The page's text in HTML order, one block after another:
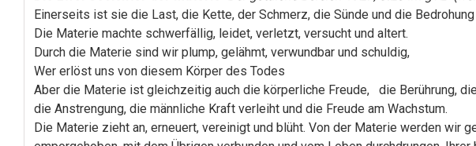
Einerseits ist sie die Last, die Kette, der Schmerz, die Sünde und die
Die Materie machte schwerfällig, leidet, verletzt, versucht und altert.
Durch die Materie sind wir plump, gelähmt, verwundbar und schuldig,
Wer erlöst uns von diesem Körper des Todes
Aber die Materie ist gleichzeitig auch die körperliche Freude, die Berührung,
die Anstrengung, die männliche Kraft verleiht und die Freude am Wachstum.
Die Materie zieht an, erneuert, vereinigt und blüht. Von der Materie werden wir